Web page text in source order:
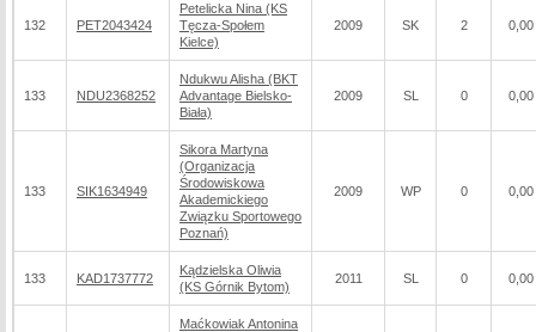
132 PET2043424
Petelicka Nina (KS
Tęcza-Społem
Kielce)
2009 SK 2 0,00
133 NDU2368252
Ndukwu Alisha (BKT
Advantage Bielsko-
Biała)
2009 SL 0 0,00
133 SIK1634949
Sikora Martyna
(Organizacja
Środowiskowa
Akademickiego
Związku Sportowego
Poznań)
2009 WP 0 0,00
133 KAD1737772
Kądzielska Oliwia
(KS Górnik Bytom)
2011 SL 0 0,00
Maćkowiak Antonina